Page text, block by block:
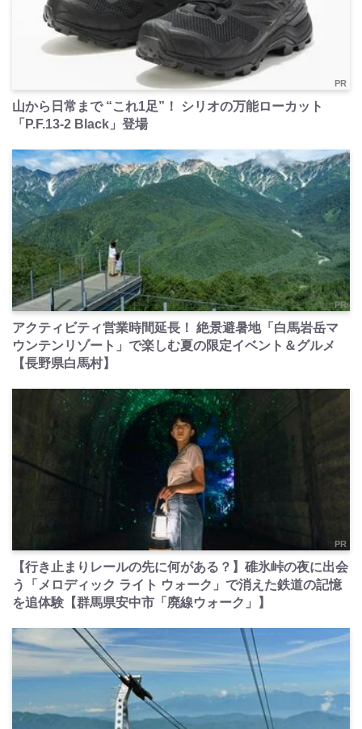
PR
山から日常まで “これ1足”！ シリオの万能ローカット
「P.F.13-2 Black」登場
PR
アクティビティ営業時間延長！ 絶景避暑地「白馬岩岳マ
ウンテンリゾート」で楽しむ夏の限定イベント＆グルメ
【長野県白馬村】
PR
【行き止まりレールの先に何がある？】碓氷峠の夜に出会
う「メロディック ライト ウォーク」で消えた鉄道の記憶
を追体験【群馬県安中市「廃線ウォーク」】